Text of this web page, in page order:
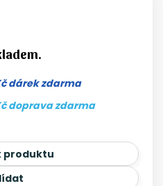
dárek zdarma
doprava zdarma
produktu